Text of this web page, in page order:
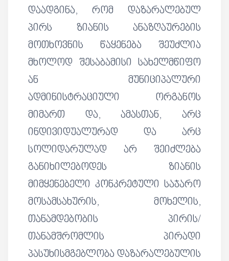
დაადგინა, რომ დაზარალებულ
პირს ზიანის ანაზღაურების
მოთხოვნის წაყენება შეუძლია
მხოლოდ შესაბამისი სახელმწიფო
ან მუნიციპალური
ადმინისტრაციული ორგანოს
მიმართ და, ამასთან, არც
ინდივიდუალურად და არც
სოლიდარულად არ შეიძლება
განიხილებოდეს ზიანის
მიმყენებელი კონკრეტული საჯარო
მოსამსახურის, მოხელის,
თანამდებობის პირის/
თანამშრომლის პირადი
პასუხისმგებლობა დაზარალებულის